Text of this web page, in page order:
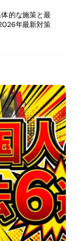
的な施策と最
年最新対策